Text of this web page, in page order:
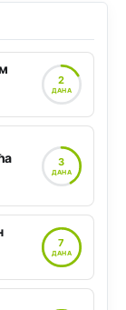
2
ДАНА
3
ДАНА
7
ДАНА